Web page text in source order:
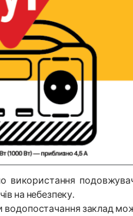
використання
на небезпеку.
водопостачання заклад